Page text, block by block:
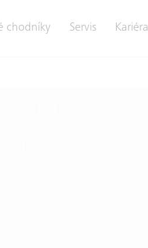
chodníky Servis Kariéra